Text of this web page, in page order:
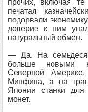
прочих, включая
печатал
подорвали
доверие к ним
натуральный обмен.
— Да. На
больше новыми
Северной
Минфина, а на
Японии станки
монет.